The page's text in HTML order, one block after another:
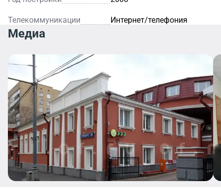
Телекоммуникации Интернет/телефония
Медиа